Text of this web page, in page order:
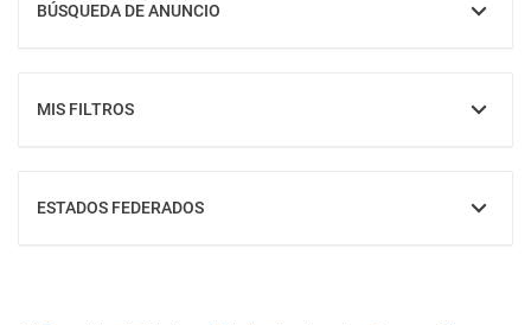
BÚSQUEDA DE ANUNCIO
MOSTRAR
MIS FILTROS
MOSTRAR
ESTADOS FEDERADOS
MOSTRAR